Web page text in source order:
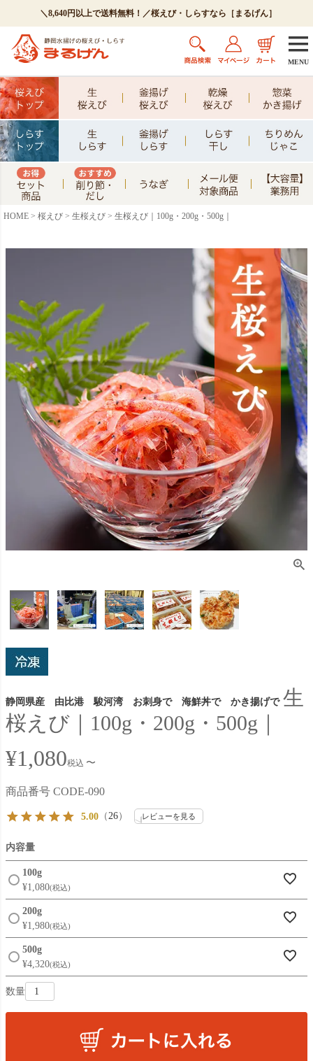
＼8,640円以上で送料無料！／桜えび・しらすなら［まるげん］
MENU
HOME 桜えび 生桜えび 生桜えび｜100g・200g・500g｜
静岡県産 由比港 駿河湾 お刺身で 海鮮丼で かき揚げで 生
桜えび｜100g・200g・500g｜
¥1,080税込 〜
商品番号 CODE-090
5.00 （26） レビューを見る
内容量
100g
¥1,080 税込
200g
¥1,980 税込
500g
¥4,320 税込